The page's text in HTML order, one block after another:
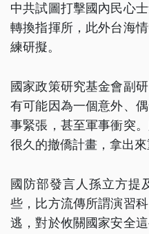
中共試圖打擊國內民心
轉換指揮所，此外台海
練研擬。
國家政策研究基金會副
有可能因為一個意外、
事緊張，甚至軍事衝突
很久的撤僑計畫，拿出來
國防部發言人孫立方提
些，比方流傳所謂演習
逃，對於攸關國家安全